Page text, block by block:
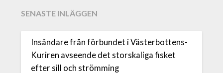
SENASTE INLÄGGEN
Insändare från förbundet i Västerbottens-
Kuriren avseende det storskaliga fisket
efter sill och strömming